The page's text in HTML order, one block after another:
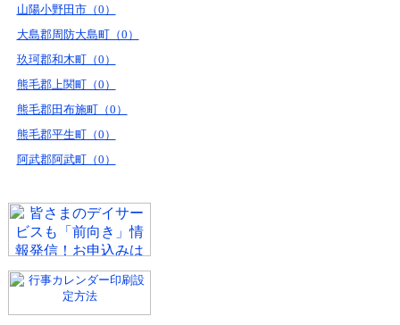
山陽小野田市（0）
大島郡周防大島町（0）
玖珂郡和木町（0）
熊毛郡上関町（0）
熊毛郡田布施町（0）
熊毛郡平生町（0）
阿武郡阿武町（0）